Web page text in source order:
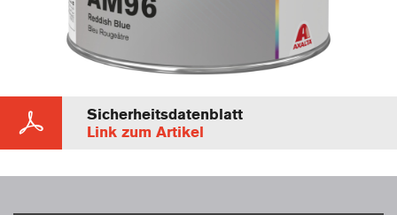
Sicherheitsdatenblatt
Link zum Artikel